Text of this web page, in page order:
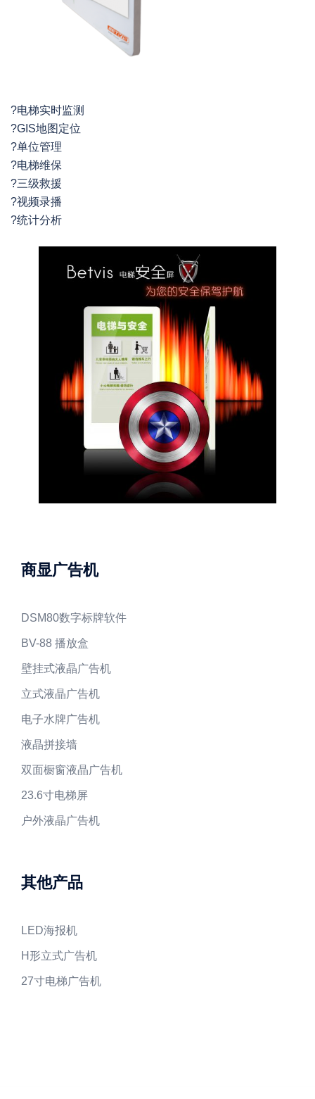
?电梯实时监测
?GIS地图定位
?单位管理
?电梯维保
?三级救援
?视频录播
?统计分析
商显广告机
DSM80数字标牌软件
BV-88 播放盒
壁挂式液晶广告机
立式液晶广告机
电子水牌广告机
液晶拼接墙
双面橱窗液晶广告机
23.6寸电梯屏
户外液晶广告机
其他产品
LED海报机
H形立式广告机
27寸电梯广告机